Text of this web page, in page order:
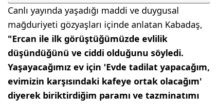
Canlı yayında yaşadığı maddi ve duygusal
mağduriyeti gözyaşları içinde anlatan Kabadaş,
"Ercan ile ilk görüştüğümüzde evlilik
düşündüğünü ve ciddi olduğunu söyledi.
Yaşayacağımız ev için 'Evde tadilat yapacağım,
evimizin karşısındaki kafeye ortak olacağım'
diyerek biriktirdiğim paramı ve tazminatımı